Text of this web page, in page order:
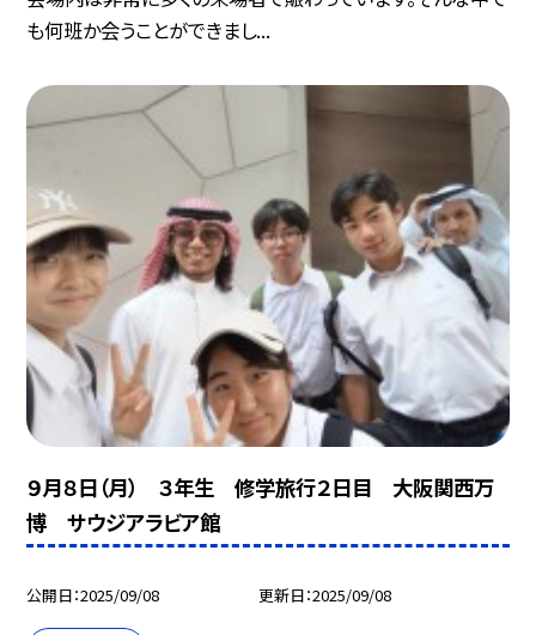
も何班か会うことができまし...
９月８日（月） ３年生 修学旅行２日目 大阪関西万
博 サウジアラビア館
公開日 2025/09/08 更新日 2025/09/08